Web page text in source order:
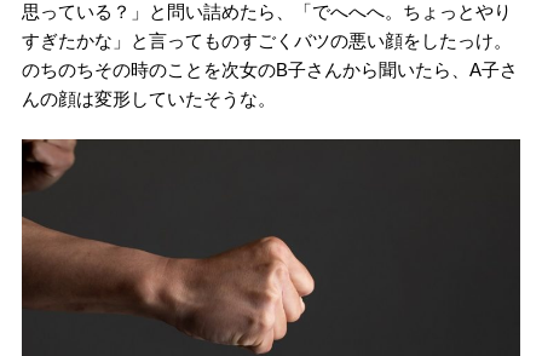
思っている？」と問い詰めたら、「でへへへ。ちょっとやり
すぎたかな」と言ってものすごくバツの悪い顔をしたっけ。
のちのちその時のことを次女のB子さんから聞いたら、A子さ
んの顔は変形していたそうな。